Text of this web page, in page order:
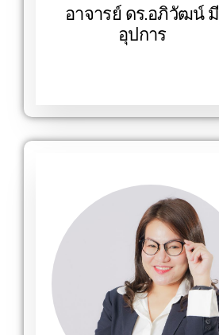
อาจารย์ ดร.อภิวัฒน์ มี
อุปการ